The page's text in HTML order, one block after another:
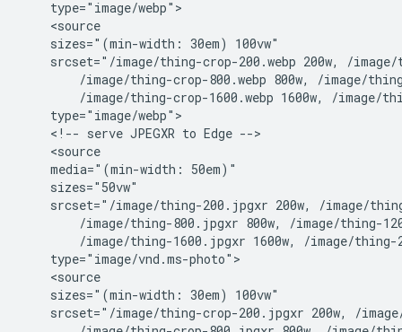
    type="image/webp">
    <source
    sizes="(min-width: 30em) 100vw"
srcset="/image/thing-crop-200.webp 200w, /
/image/thing-crop-800.webp 800w, /image/
/image/thing-crop-1600.webp 1600w, /image/
    type="image/webp">
    <!-- serve JPEGXR to Edge -->
    <source
    media="(min-width: 50em)"
    sizes="50vw"
srcset="/image/thing-200.jpgxr 200w, /image/
/image/thing-800.jpgxr 800w, /image/thing-
/image/thing-1600.jpgxr 1600w, /image/
    type="image/vnd.ms-photo">
    <source
    sizes="(min-width: 30em) 100vw"
srcset="/image/thing-crop-200.jpgxr 200w, /